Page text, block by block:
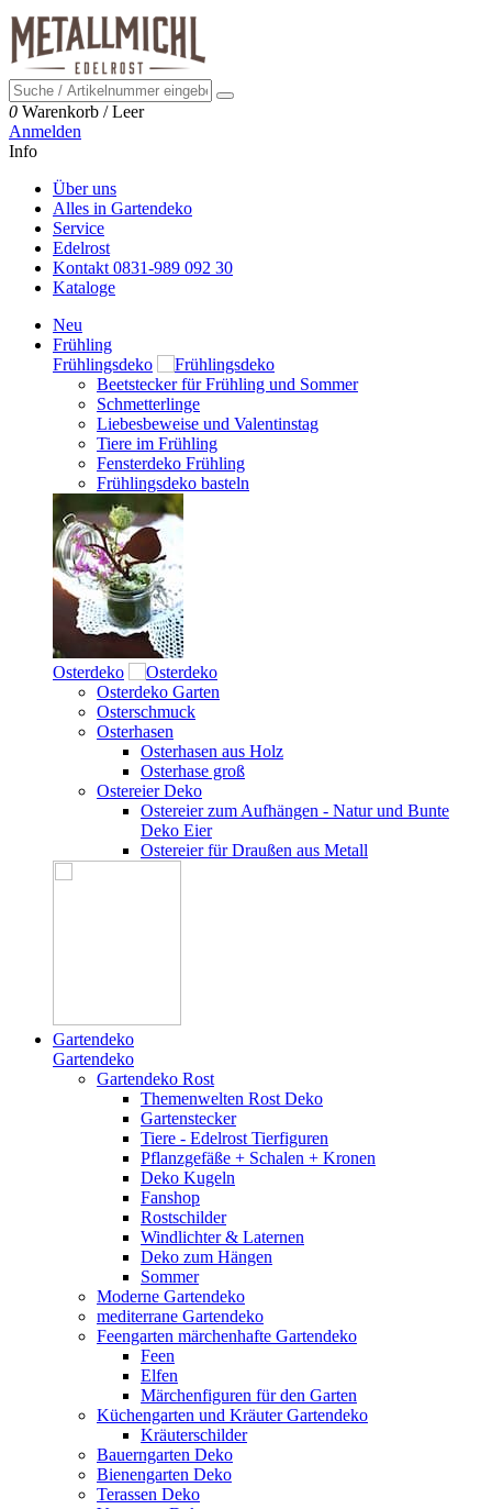
0 Warenkorb /Leer
Anmelden
Info
Über uns
Alles in Gartendeko
Service
Edelrost
Kontakt 0831-989 092 30
Kataloge
Neu
Frühling
Frühlingsdeko
Beetstecker für Frühling und Sommer
Schmetterlinge
Liebesbeweise und Valentinstag
Tiere im Frühling
Fensterdeko Frühling
Frühlingsdeko basteln
Osterdeko
Osterdeko Garten
Osterschmuck
Osterhasen
Osterhasen aus Holz
Osterhase groß
Ostereier Deko
Ostereier zum Aufhängen - Natur und Bunte
Deko Eier
Ostereier für Draußen aus Metall
Gartendeko
Gartendeko
Gartendeko Rost
Themenwelten Rost Deko
Gartenstecker
Tiere - Edelrost Tierfiguren
Pflanzgefäße + Schalen + Kronen
Deko Kugeln
Fanshop
Rostschilder
Windlichter & Laternen
Deko zum Hängen
Sommer
Moderne Gartendeko
mediterrane Gartendeko
Feengarten märchenhafte Gartendeko
Feen
Elfen
Märchenfiguren für den Garten
Küchengarten und Kräuter Gartendeko
Kräuterschilder
Bauerngarten Deko
Bienengarten Deko
Terassen Deko